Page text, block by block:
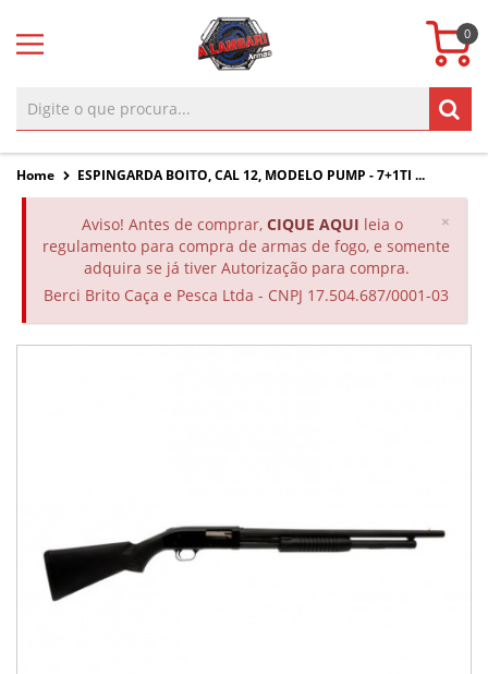
0
Home ESPINGARDA BOITO, CAL 12, MODELO PUMP - 7+1TI ...
×
Aviso! Antes de comprar, CIQUE AQUI leia o
regulamento para compra de armas de fogo, e somente
adquira se já tiver Autorização para compra.
Berci Brito Caça e Pesca Ltda - CNPJ 17.504.687/0001-03